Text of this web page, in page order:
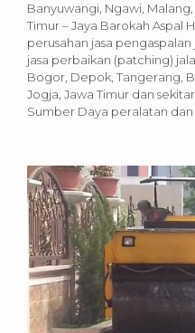
Banyuwangi, Ngawi,
Timur – Jaya Barokah Aspal
perusahan jasa
jasa perbaikan (patching)
Bogor, Depok, Tangerang,
Jogja, Jawa Timur dan
Sumber Daya peralatan dan